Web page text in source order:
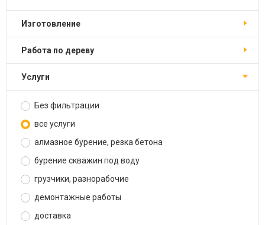
изготовление
работа по дереву
услуги
Без фильтрации
все услуги
алмазное бурение, резка бетона
бурение скважин под воду
грузчики, разнорабочие
демонтажные работы
доставка